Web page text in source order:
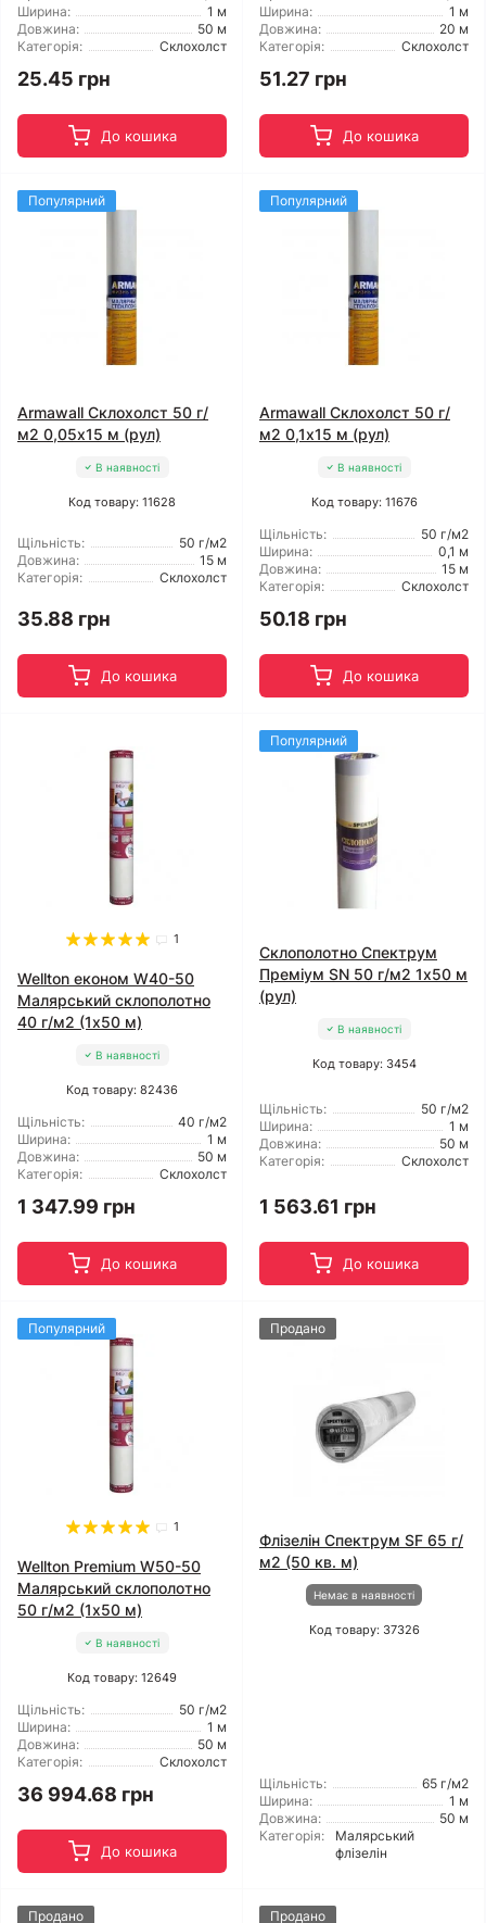
Ширина:
1 м
Довжина:
50 м
Категорія:
Склохолст
25.45 грн
До кошика
Ширина:
1 м
Довжина:
20 м
Категорія:
Склохолст
51.27 грн
До кошика
Популярний
Armawall Склохолст 50 г/
м2 0,05x15 м (рул)
В наявності
Код товару: 11628
Щільність:
50 г/м2
Довжина:
15 м
Категорія:
Склохолст
35.88 грн
До кошика
Популярний
Armawall Склохолст 50 г/
м2 0,1x15 м (рул)
В наявності
Код товару: 11676
Щільність:
50 г/м2
Ширина:
0,1 м
Довжина:
15 м
Категорія:
Склохолст
50.18 грн
До кошика
1
Wellton економ W40-50
Малярський склополотно
40 г/м2 (1x50 м)
В наявності
Код товару: 82436
Щільність:
40 г/м2
Ширина:
1 м
Довжина:
50 м
Категорія:
Склохолст
1 347.99 грн
До кошика
Популярний
Склополотно Спектрум
Преміум SN 50 г/м2 1x50 м
(рул)
В наявності
Код товару: 3454
Щільність:
50 г/м2
Ширина:
1 м
Довжина:
50 м
Категорія:
Склохолст
1 563.61 грн
До кошика
Популярний
1
Wellton Premium W50-50
Малярський склополотно
50 г/м2 (1x50 м)
В наявності
Код товару: 12649
Щільність:
50 г/м2
Ширина:
1 м
Довжина:
50 м
Категорія:
Склохолст
36 994.68 грн
До кошика
Продано
Флізелін Спектрум SF 65 г/
м2 (50 кв. м)
Немає в наявності
Код товару: 37326
Щільність:
65 г/м2
Ширина:
1 м
Довжина:
50 м
Категорія:
Малярський
флізелін
Продано Продано